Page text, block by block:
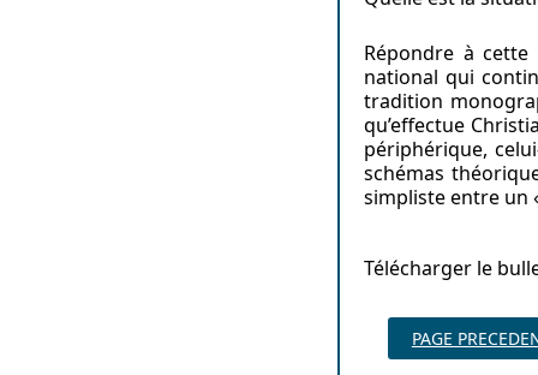
Répondre à cette
national qui
tradition
qu’effectue
périphérique,
schémas
simpliste entre un
Télécharger le
PAGE